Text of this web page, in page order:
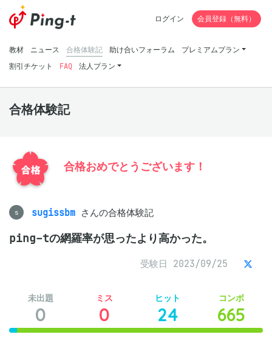
教材 ニュース 合格体験記 助け合いフォーラム
プレミアムプラン
割引チケット
FAQ 法人プラン
ログイン 会員登録（無料）
合格体験記
合格おめでとうございます！
s sugissbm さんの合格体験記
ping-tの網羅率が思ったより高かった。
受験日 2023/09/25
未出題
0
ミス
0
ヒット
24
コンボ
665